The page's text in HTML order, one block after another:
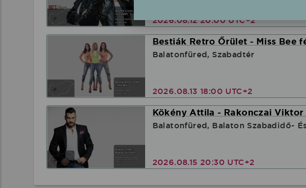
2026.08.12 20:00 UTC+2
Bestiák Retro Őrület - Miss Bee
Balatonfüred, Szabadtér
2026.08.13 18:00 UTC+2
Kökény Attila - Rakonczai
Balatonfüred, Balaton Szabadidő-
2026.08.15 20:30 UTC+2